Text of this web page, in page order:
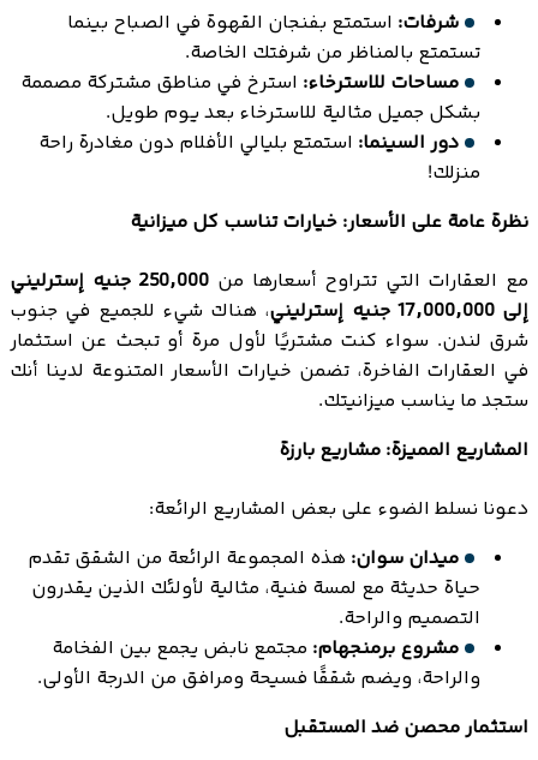
شرفات: استمتع بفنجان القهوة في الصباح بينما
تستمتع بالمناظر من شرفتك الخاصة.
مساحات للاسترخاء: استرخ في مناطق مشتركة مصممة
بشكل جميل مثالية للاسترخاء بعد يوم طويل.
دور السينما: استمتع بليالي الأفلام دون مغادرة راحة
منزلك!
نظرة عامة على الأسعار: خيارات تناسب كل ميزانية
مع العقارات التي تتراوح أسعارها من
250,000 جنيه إسترليني
إلى 17,000,000 جنيه إسترليني
، هناك شيء للجميع في جنوب
شرق لندن. سواء كنت مشتريًا لأول مرة أو تبحث عن استثمار
في العقارات الفاخرة، تضمن خيارات الأسعار المتنوعة لدينا أنك
ستجد ما يناسب ميزانيتك.
المشاريع المميزة: مشاريع بارزة
دعونا نسلط الضوء على بعض المشاريع الرائعة:
ميدان سوان: هذه المجموعة الرائعة من الشقق تقدم
حياة حديثة مع لمسة فنية، مثالية لأولئك الذين يقدرون
التصميم والراحة.
مشروع برمنجهام: مجتمع نابض يجمع بين الفخامة
والراحة، ويضم شققًا فسيحة ومرافق من الدرجة الأولى.
استثمار محصن ضد المستقبل